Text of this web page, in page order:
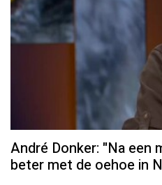
André Donker: "Na
beter met de oehoe in